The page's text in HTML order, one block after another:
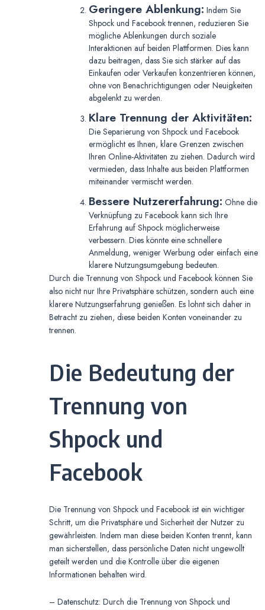
Geringere Ablenkung: Indem Sie
Shpock und Facebook trennen, reduzieren Sie
mögliche Ablenkungen durch soziale
Interaktionen auf beiden Plattformen. Dies kann
dazu beitragen, dass Sie sich stärker auf das
Einkaufen oder Verkaufen konzentrieren können,
ohne von Benachrichtigungen oder Neuigkeiten
abgelenkt zu werden.
Klare Trennung der Aktivitäten:
Die Separierung von Shpock und Facebook
ermöglicht es Ihnen, klare Grenzen zwischen
Ihren Online-Aktivitäten zu ziehen. Dadurch wird
vermieden, dass Inhalte aus beiden Plattformen
miteinander vermischt werden.
Bessere Nutzererfahrung: Ohne die
Verknüpfung zu Facebook kann sich Ihre
Erfahrung auf Shpock möglicherweise
verbessern. Dies könnte eine schnellere
Anmeldung, weniger Werbung oder einfach eine
klarere Nutzungsumgebung bedeuten.
Durch die Trennung von Shpock und Facebook können Sie
also nicht nur Ihre Privatsphäre schützen, sondern auch eine
klarere Nutzungserfahrung genießen. Es lohnt sich daher in
Betracht zu ziehen, diese beiden Konten voneinander zu
trennen.
Die Bedeutung der
Trennung von
Shpock und
Facebook
Die Trennung von Shpock und Facebook ist ein wichtiger
Schritt, um die Privatsphäre und Sicherheit der Nutzer zu
gewährleisten. Indem man diese beiden Konten trennt, kann
man sicherstellen, dass persönliche Daten nicht ungewollt
geteilt werden und die Kontrolle über die eigenen
Informationen behalten wird.
– Datenschutz: Durch die Trennung von Shpock und